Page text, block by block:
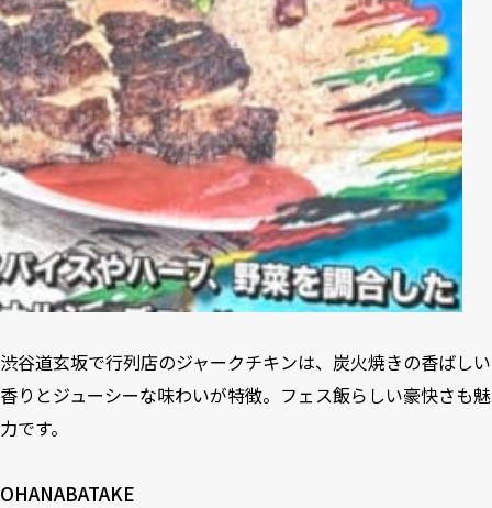
渋谷道玄坂で行列店のジャークチキンは、炭火焼きの香ばしい
香りとジューシーな味わいが特徴。フェス飯らしい豪快さも魅
力です。
OHANABATAKE